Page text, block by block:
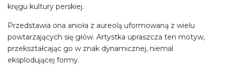
kręgu kultury perskiej.
Przedstawia ona anioła z aureolą uformowaną z wielu
powtarzających się głów. Artystka upraszcza ten motyw,
przekształcając go w znak dynamicznej, niemal
eksplodującej formy.